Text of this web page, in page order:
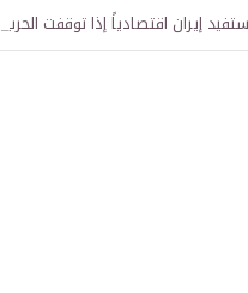
إيران اقتصادياً إذا توقفت الحرب؟